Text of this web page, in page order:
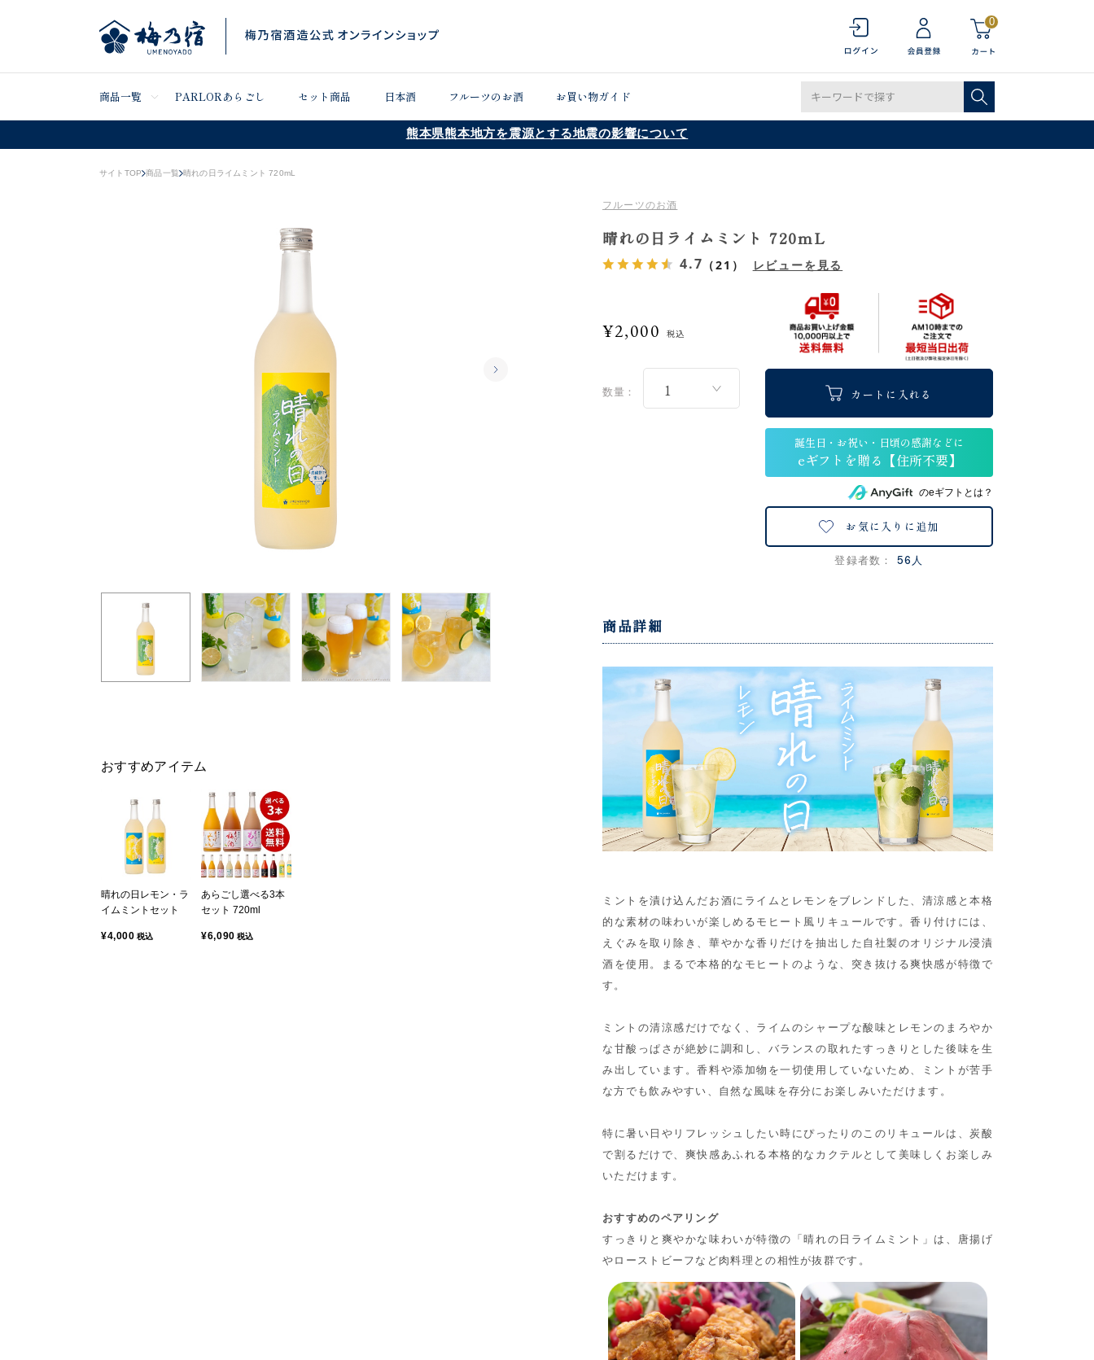
0
商品一覧 PARLORあらごし セット商品 日本酒 フルーツのお酒 お買い物ガイド
熊本県熊本地方を震源とする地震の影響について
サイトTOP 商品一覧 晴れの日ライムミント 720mL
おすすめアイテム
晴れの日レモン・ラ
イムミントセット
¥4,000 税込
あらごし選べる3本
セット 720ml
¥6,090 税込
フルーツのお酒
晴れの日ライムミント 720mL
4.7 （21） レビューを見る
¥2,000 税込
数量： カートに入れる
のeギフトとは？
お気に入りに追加
登録者数： 56人
商品詳細
ミントを漬け込んだお酒にライムとレモンをブレンドした、清涼感と本格
的な素材の味わいが楽しめるモヒート風リキュールです。香り付けには、
えぐみを取り除き、華やかな香りだけを抽出した自社製のオリジナル浸漬
酒を使用。まるで本格的なモヒートのような、突き抜ける爽快感が特徴で
す。
ミントの清涼感だけでなく、ライムのシャープな酸味とレモンのまろやか
な甘酸っぱさが絶妙に調和し、バランスの取れたすっきりとした後味を生
み出しています。香料や添加物を一切使用していないため、ミントが苦手
な方でも飲みやすい、自然な風味を存分にお楽しみいただけます。
特に暑い日やリフレッシュしたい時にぴったりのこのリキュールは、炭酸
で割るだけで、爽快感あふれる本格的なカクテルとして美味しくお楽しみ
いただけます。
おすすめのペアリング
すっきりと爽やかな味わいが特徴の「晴れの日ライムミント」は、唐揚げ
やローストビーフなど肉料理との相性が抜群です。